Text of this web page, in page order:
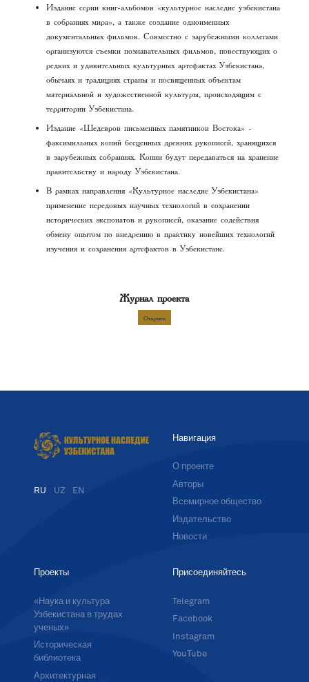
Издание серии книг-альбомов «культурное наследие узбекистана
в собраниях мира», а также создание одноименных
документальных фильмов. Совместно с зарубежными коллегами
организуются съемки познавательных фильмов, повествующих о
редких и удивительных культурных артефактах Узбекистана,
обычаях и традициях страны и посвященных объектам
материальной и художественной культуры, происходящим с
территории Узбекистана.
Издание «Шедевров письменных памятников Востока» -
факсимильных копий бесценных древних рукописей, хранящихся
в зарубежных собраниях. Копии будут передаваться на хранение
правительству и народу Узбекистана.
В рамках направления «Культурное наследие Узбекистана»
применение передовых научных технологий в сохранении
исторических экспонатов и рукописей, оказание содействия
обмену опытом по внедрению в практику новейших технологий
изучения и сохранения артефактов в Узбекистане.
Журнал проекта
Открыть
RU UZ EN
Навигация
О проекте
Авторы
Всемирное общество
Издательство
Новости
Проекты
«Наука и культура
Узбекистана в трудах
ученых»
Историческая
библиотека
Архитектурная
Присоединяйтесь
Telegram
Facebook
Instagram
YouTube